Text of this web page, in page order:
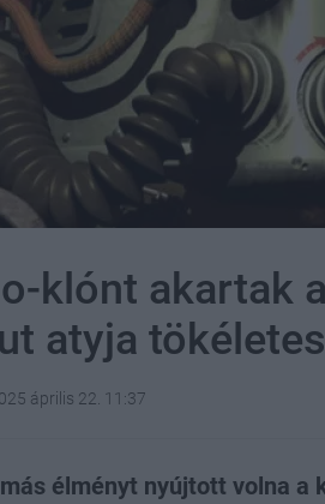
klónt akartak
atyja
április 22. 11:37
élményt nyújtott volna a